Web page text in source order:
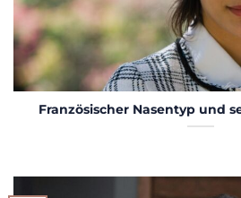
Französischer Nasentyp und